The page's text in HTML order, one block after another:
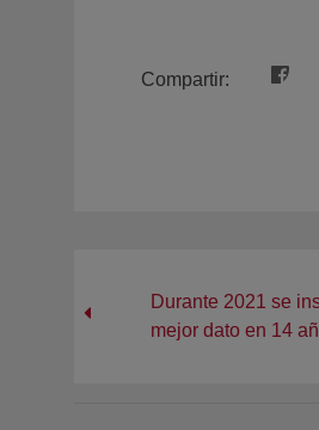
Compartir:
Durante 2021 se
mejor dato en 14